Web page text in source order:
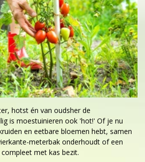
hotst én van oudsher de
is moestuinieren ook 'hot!' Of je nu
en eetbare bloemen hebt, samen
meterbak onderhoudt of een
met kas bezit.